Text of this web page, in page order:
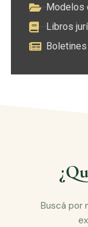
Modelos
Libros
Buscá por